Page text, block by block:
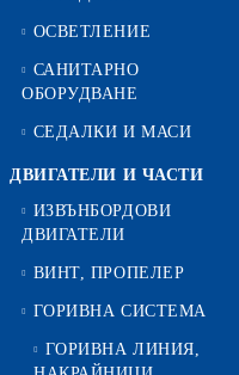
ОСВЕТЛЕНИЕ
САНИТАРНО
ОБОРУДВАНЕ
СЕДАЛКИ И МАСИ
ДВИГАТЕЛИ И ЧАСТИ
ИЗВЪНБОРДОВИ
ДВИГАТЕЛИ
ВИНТ, ПРОПЕЛЕР
ГОРИВНА СИСТЕМА
ГОРИВНА ЛИНИЯ,